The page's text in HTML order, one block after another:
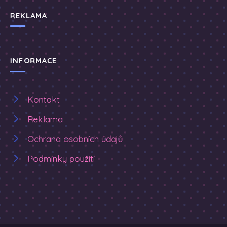
REKLAMA
INFORMACE
Kontakt
Reklama
Ochrana osobních údajů
Podmínky použití